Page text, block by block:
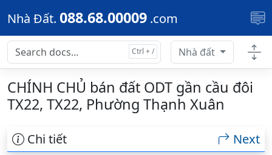
Skip to main content
Nhà Đất. 088.68.00009 .com
Nhà đất
CHÍNH CHỦ bán đất ODT gần cầu đôi
TX22, TX22, Phường Thạnh Xuân
Chi tiết Next